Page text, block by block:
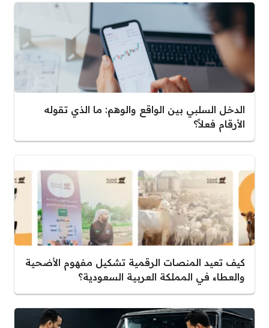
الدخل السلبي بين الواقع والوهم: ما الذي تقوله
الأرقام فعلاً؟
كيف تعيد المنصات الرقمية تشكيل مفهوم الأضحية
والعطاء في المملكة العربية السعودية؟